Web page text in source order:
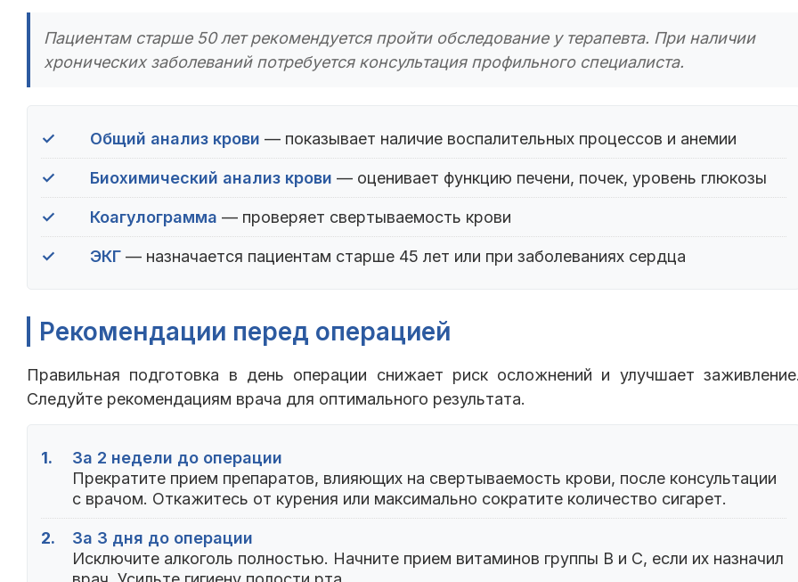
Пациентам старше 50 лет рекомендуется пройти обследование у терапевта. При наличии
хронических заболеваний потребуется консультация профильного специалиста.
✓ Общий анализ крови — показывает наличие воспалительных процессов и анемии
✓ Биохимический анализ крови — оценивает функцию печени, почек, уровень глюкозы
✓ Коагулограмма — проверяет свертываемость крови
✓ ЭКГ — назначается пациентам старше 45 лет или при заболеваниях сердца
Рекомендации перед операцией
Правильная подготовка в день операции снижает риск осложнений и улучшает
Следуйте рекомендациям врача для оптимального результата.
1.
За 2 недели до операции
Прекратите прием препаратов, влияющих на свертываемость крови, после консультации
с врачом. Откажитесь от курения или максимально сократите количество сигарет.
2.
За 3 дня до операции
Исключите алкоголь полностью. Начните прием витаминов группы B и C, если их назначил